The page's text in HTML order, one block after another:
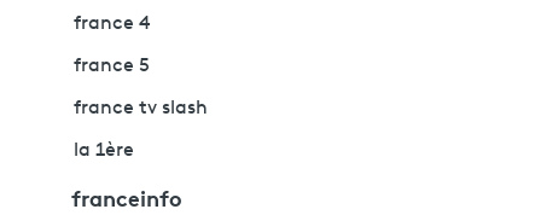
france 4
france 5
france tv slash
la 1ère
franceinfo